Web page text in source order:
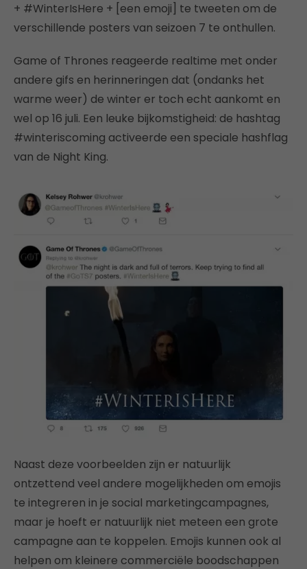
+ #WinterIsHere + [een emoji] te tweeten om de
verschillende posters van seizoen 7 te onthullen.
Game of Thrones reageerde realtime met onder
andere gifs en herinneringen dat (ondanks het
warme weer) de winter er toch echt aankomt en
wel op 16 juli. Een leuke bijkomstigheid: de hashtag
#winteriscoming activeerde een speciale hashflag
van de Night King.
Naast deze voorbeelden zijn er natuurlijk
ontzettend veel andere mogelijkheden om emojis
te integreren in je social marketingcampagnes,
maar je hoeft er natuurlijk niet meteen een grote
campagne aan te koppelen. Emojis kunnen ook al
helpen om kleinere commerciële boodschappen